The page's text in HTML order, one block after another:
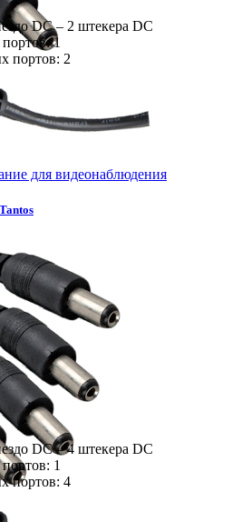
DC – 2 штекера DC
1
портов: 2
для видеонаблюдения
DC – 4 штекера DC
1
портов: 4